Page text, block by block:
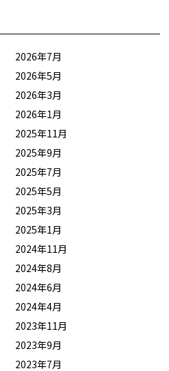
2026年7月
2026年5月
2026年3月
2026年1月
2025年11月
2025年9月
2025年7月
2025年5月
2025年3月
2025年1月
2024年11月
2024年8月
2024年6月
2024年4月
2023年11月
2023年9月
2023年7月